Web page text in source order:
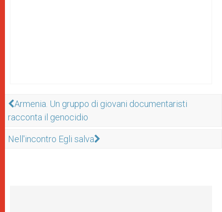
Armenia. Un gruppo di giovani documentaristi
racconta il genocidio
Nell'incontro Egli salva